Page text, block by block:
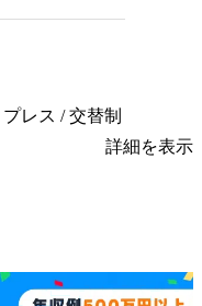
レス / 交替制
詳細を表示